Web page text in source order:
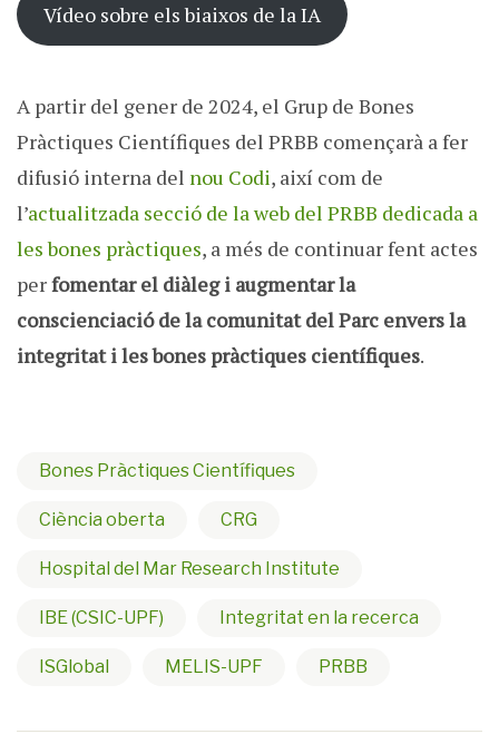
Vídeo sobre els biaixos de la IA
A partir del gener de 2024, el Grup de Bones
Pràctiques Científiques del PRBB començarà a fer
difusió interna del nou Codi, així com de
l’actualitzada secció de la web del PRBB dedicada a
les bones pràctiques, a més de continuar fent actes
perfomentar el diàleg i augmentar la
conscienciació de la comunitat del Parc envers la
integritat i les bones pràctiques científiques.
Bones Pràctiques Científiques
Ciència oberta CRG
Hospital del Mar Research Institute
IBE (CSIC-UPF) Integritat en la recerca
ISGlobal MELIS-UPF PRBB